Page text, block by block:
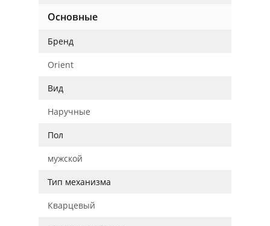
Основные
Бренд
Orient
Вид
Наручные
Пол
мужской
Тип механизма
Кварцевый